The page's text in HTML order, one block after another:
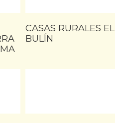
CASAS RURALES EL
BULÍN